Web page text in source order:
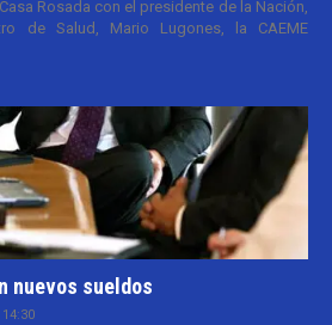
Rosada con el presidente de la Nación,
de Salud, Mario Lugones, la CAEME
nuevos sueldos